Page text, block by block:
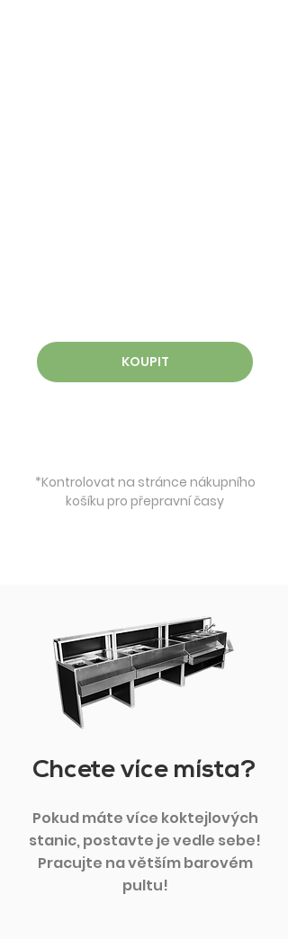
KOUPIT
*Kontrolovat na stránce nákupního
košíku pro přepravní časy
Chcete více místa?
Pokud máte více koktejlových
stanic, postavte je vedle sebe!
Pracujte na větším barovém
pultu!